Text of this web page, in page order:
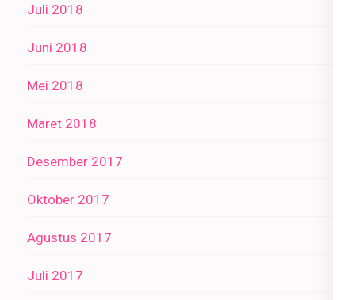
Juli 2018
Juni 2018
Mei 2018
Maret 2018
Desember 2017
Oktober 2017
Agustus 2017
Juli 2017